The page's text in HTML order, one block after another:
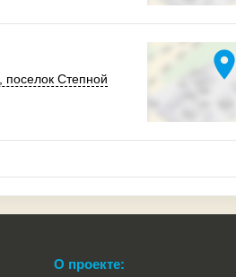
поселок Степной location_on
О проекте: